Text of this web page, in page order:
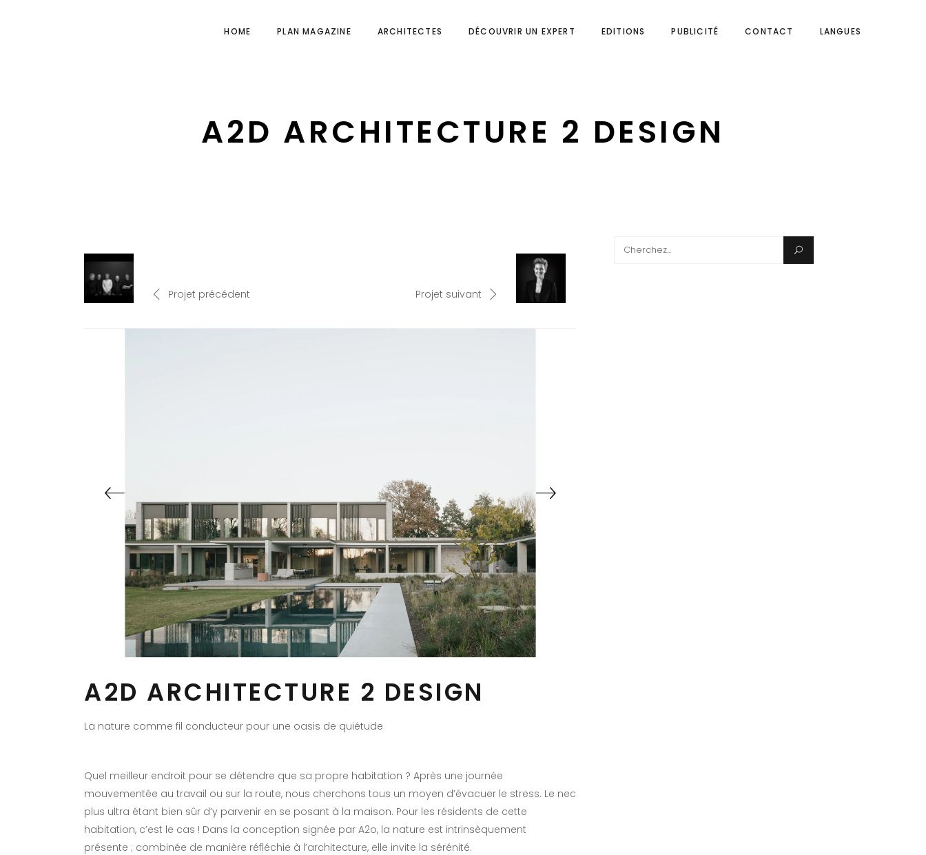
HOME PLAN MAGAZINE ARCHITECTES DÉCOUVRIR UN EXPERT EDITIONS PUBLICITÉ CONTACT LANGUES
A2D ARCHITECTURE 2 DESIGN
Projet précédent Projet suivant
A2D ARCHITECTURE 2 DESIGN
La nature comme fil conducteur pour une oasis de quiétude
Quel meilleur endroit pour se détendre que sa propre habitation ? Après une journée
mouvementée au travail ou sur la route, nous cherchons tous un moyen d’évacuer le stress. Le nec
plus ultra étant bien sûr d’y parvenir en se posant à la maison. Pour les résidents de cette
habitation, c’est le cas ! Dans la conception signée par A2o, la nature est intrinsèquement
présente ; combinée de manière réfléchie à l’architecture, elle invite la sérénité.
Search